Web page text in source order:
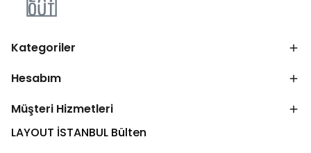
Kategoriler
Hesabım
Müşteri Hizmetleri
LAYOUT İSTANBUL Bülten